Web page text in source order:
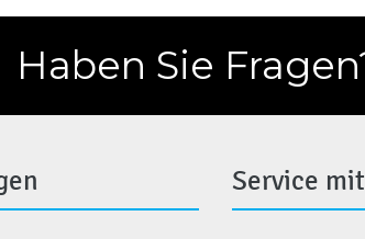
Haben Sie
Service